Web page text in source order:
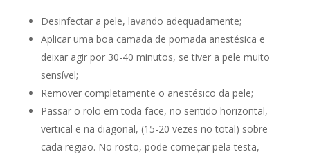
Desinfectar a pele, lavando adequadamente;
Aplicar uma boa camada de pomada anestésica e
deixar agir por 30-40 minutos, se tiver a pele muito
sensível;
Remover completamente o anestésico da pele;
Passar o rolo em toda face, no sentido horizontal,
vertical e na diagonal, (15-20 vezes no total) sobre
cada região. No rosto, pode começar pela testa,